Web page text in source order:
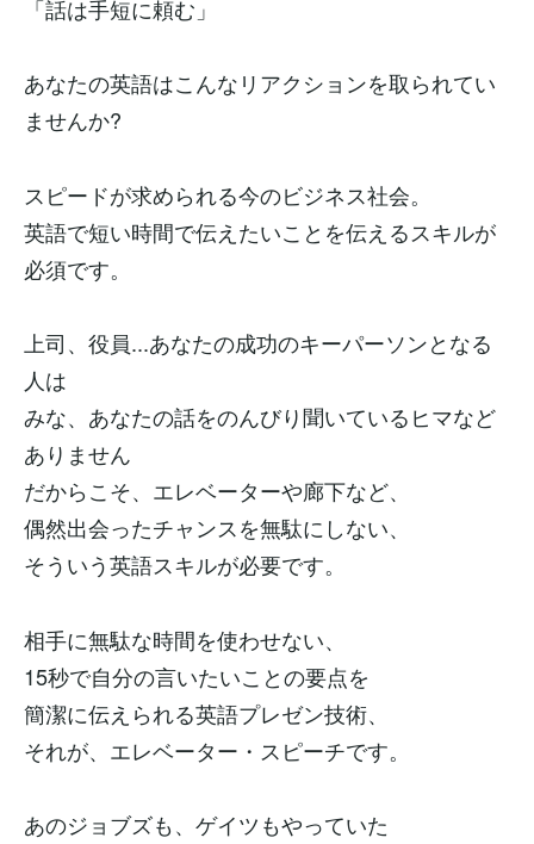
「話は手短に頼む」
あなたの英語はこんなリアクションを取られてい
ませんか?
スピードが求められる今のビジネス社会。
英語で短い時間で伝えたいことを伝えるスキルが
必須です。
上司、役員...あなたの成功のキーパーソンとなる
人は
みな、あなたの話をのんびり聞いているヒマなど
ありません
だからこそ、エレベーターや廊下など、
偶然出会ったチャンスを無駄にしない、
そういう英語スキルが必要です。
相手に無駄な時間を使わせない、
15秒で自分の言いたいことの要点を
簡潔に伝えられる英語プレゼン技術、
それが、エレベーター・スピーチです。
あのジョブズも、ゲイツもやっていた